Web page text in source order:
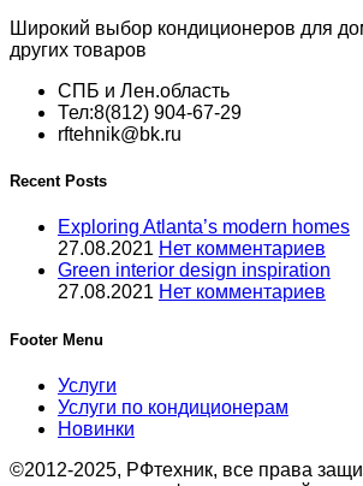
Широкий выбор кондиционеров для
других товаров
СПБ и Лен.область
Тел:8(812) 904-67-29
rftehnik@bk.ru
Recent Posts
Exploring Atlanta’s modern homes
27.08.2021 Нет комментариев
Green interior design inspiration
27.08.2021 Нет комментариев
Footer Menu
Услуги
Услуги по кондиционерам
Новинки
©2012-2025, РФтехник, все права